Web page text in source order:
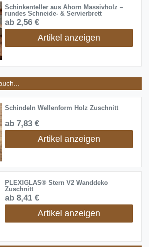
Schinkenteller aus Ahorn Massivholz –
rundes Schneide- & Servierbrett
ab 2,56 €
Artikel anzeigen
Schindeln Wellenform Holz Zuschnitt
ab 7,83 €
Artikel anzeigen
PLEXIGLAS® Stern V2 Wanddeko
Zuschnitt
ab 8,41 €
Artikel anzeigen